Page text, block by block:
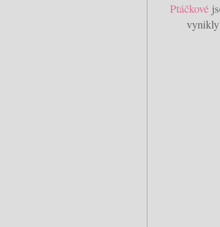
Ptáčkové